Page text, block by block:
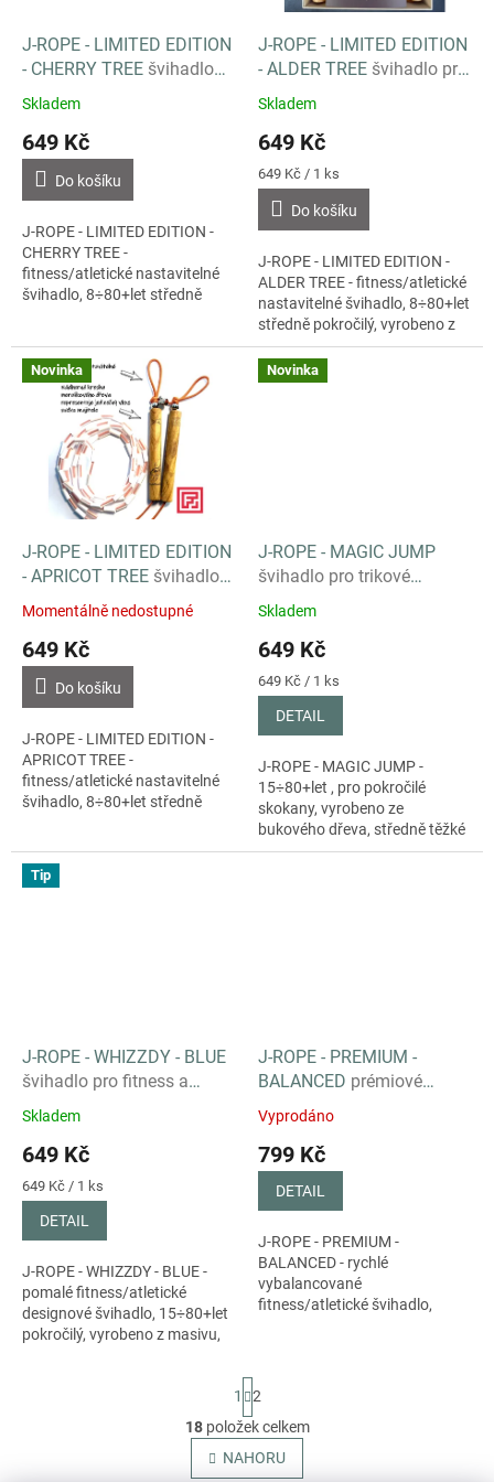
J-ROPE - LIMITED EDITION
- CHERRY TREE švihadlo
pro ty co nejdou v davu,
Skladem
649 Kč
Do košíku
J-ROPE - LIMITED EDITION -
CHERRY TREE -
fitness/atletické nastavitelné
švihadlo, 8÷80+let středně
J-ROPE - LIMITED EDITION
- ALDER TREE švihadlo pro
ty co nejdou v davu,
Skladem
649 Kč
Měrná
cena:
649 Kč / 1 ks
Do košíku
J-ROPE - LIMITED EDITION -
ALDER TREE - fitness/atletické
nastavitelné švihadlo, 8÷80+let
středně pokročilý, vyrobeno z
masivu, lehké korálky
Novinka
J-ROPE - LIMITED EDITION
- APRICOT TREE švihadlo
pro ty co nejdou v davu,
Momentálně nedostupné
649 Kč
Do košíku
J-ROPE - LIMITED EDITION -
APRICOT TREE -
fitness/atletické nastavitelné
švihadlo, 8÷80+let středně
Novinka
J-ROPE - MAGIC JUMP
švihadlo pro trikové
skokany, 15÷80+let
Skladem
649 Kč
Měrná
cena:
649 Kč / 1 ks
DETAIL
J-ROPE - MAGIC JUMP -
15÷80+let , pro pokročilé
skokany, vyrobeno ze
bukového dřeva, středně těžké
korálky
Tip
J-ROPE - WHIZZDY - BLUE
švihadlo pro fitness a
atletiku, 15÷80+let
Skladem
649 Kč
Měrná
cena:
649 Kč / 1 ks
DETAIL
J-ROPE - WHIZZDY - BLUE -
pomalé fitness/atletické
designové švihadlo, 15÷80+let
pokročilý, vyrobeno z masivu,
J-ROPE - PREMIUM -
BALANCED prémiové
švihadlo, fitness a atletika,
15÷80+let
Vyprodáno
799 Kč
DETAIL
J-ROPE - PREMIUM -
BALANCED - rychlé
vybalancované
fitness/atletické švihadlo,
O
v
S
t
r
á
n
1
2
18položek celkem
NAHORU